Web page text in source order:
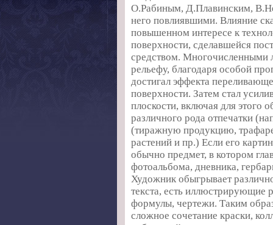
О.Рабиным, Д.Плавинским,
него повлиявшими. Влияние
повышенном интересе к
поверхности, сделавшейся
средством. Многочисленными
рельефу, благодаря особой
достигал эффекта
поверхности. Затем стал
плоскости, включая для этого
различного рода отпечатки
(тиражную продукцию,
растений и пр.) Если его
обычно предмет, в котором
фотоальбома, дневника,
Художник обыгрывает
текста, есть иллюстрирующие
формулы, чертежи. Таким
сложное сочетание краски,